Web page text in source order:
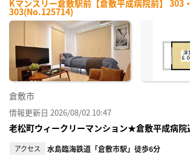
Kマンスリー倉敷駅前【倉敷平成病院前】 303・
303(No.125714)
倉敷市
情報更新日 2026/08/02 10:47
老松町ウィークリーマンション★倉敷平成病院
アクセス 水島臨海鉄道「倉敷市駅」徒歩6分